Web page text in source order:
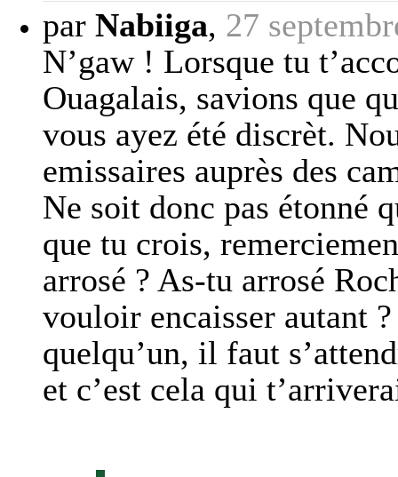
par Nabiiga, 27
N’gaw ! Lorsque tu
Ouagalais, savions que
vous ayez été discrèt.
emissaires auprès des
Ne soit donc pas étonné
que tu crois,
arrosé ? As-tu arrosé
vouloir encaisser autant
quelqu’un, il faut
et c’est cela qui